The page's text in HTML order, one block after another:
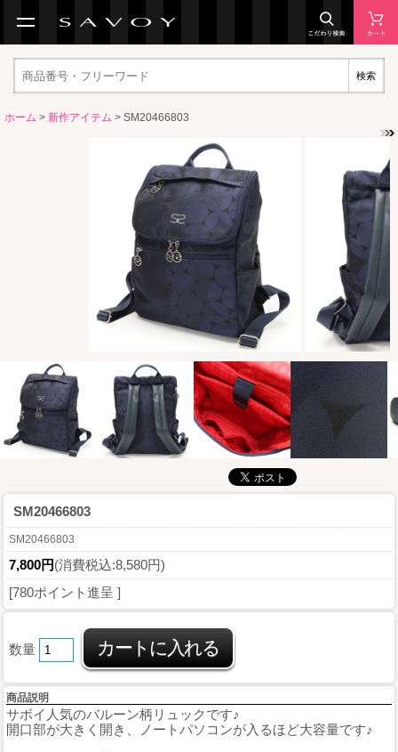
検索
ホーム > 新作アイテム > SM20466803
SM20466803
SM20466803
7,800円(消費税込:8,580円)
[780ポイント進呈 ]
数量
商品説明
サボイ人気のバルーン柄リュックです♪
開口部が大きく開き、ノートパソコンが入るほど大容量です♪